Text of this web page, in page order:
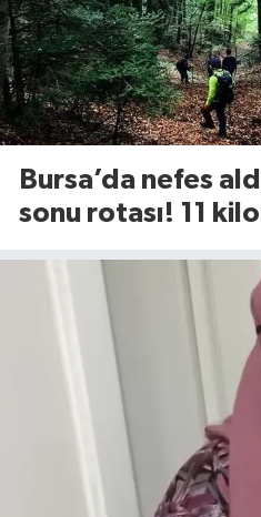
Bursa’da nefes
sonu rotası! 11